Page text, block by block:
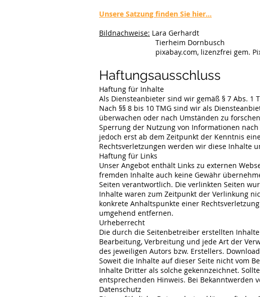
Unsere Satzung finden Sie hier...
Bildnachweise: Lara Gerhardt
Tierheim Dornbusch
pixabay.com, lizenzfrei gem.
Haftungsausschluss
Haftung für Inhalte
Als Diensteanbieter sind wir gemäß § 7 Abs. 1
Nach §§ 8 bis 10 TMG sind wir als
überwachen oder nach Umständen zu
Sperrung der Nutzung von Informationen
jedoch erst ab dem Zeitpunkt der Kenntnis
Rechtsverletzungen werden wir diese Inhalte
Haftung für Links
Unser Angebot enthält Links zu externen
fremden Inhalte auch keine Gewähr
Seiten verantwortlich. Die verlinkten Seiten
Inhalte waren zum Zeitpunkt der Verlinkung
konkrete Anhaltspunkte einer
umgehend entfernen.
Urheberrecht
Die durch die Seitenbetreiber erstellten
Bearbeitung, Verbreitung und jede Art der
des jeweiligen Autors bzw. Erstellers.
Soweit die Inhalte auf dieser Seite nicht vom
Inhalte Dritter als solche gekennzeichnet.
entsprechenden Hinweis. Bei Bekanntwerden
Datenschutz